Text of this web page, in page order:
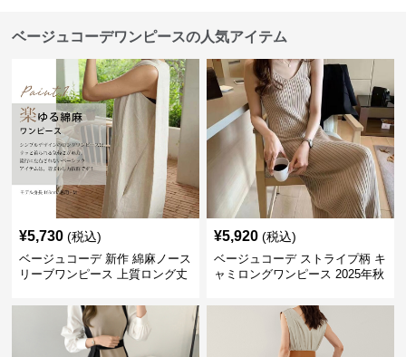
ベージュコーデワンピースの人気アイテム
¥5,730 (税込)
ベージュコーデ 新作 綿麻ノース
リーブワンピース 上質ロング丈
¥5,920 (税込)
ベージュコーデ ストライプ柄 キ
ャミロングワンピース 2025年秋